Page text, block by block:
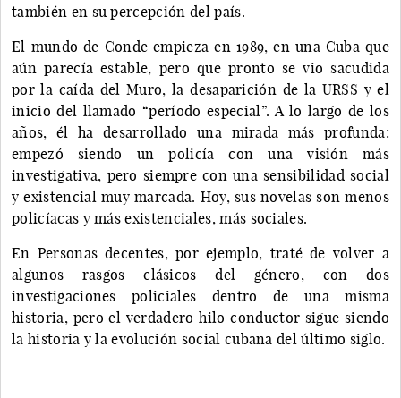
también en su percepción del país.
El mundo de Conde empieza en 1989, en una Cuba que
aún parecía estable, pero que pronto se vio sacudida
por la caída del Muro, la desaparición de la URSS y el
inicio del llamado “período especial”. A lo largo de los
años, él ha desarrollado una mirada más profunda:
empezó siendo un policía con una visión más
investigativa, pero siempre con una sensibilidad social
y existencial muy marcada. Hoy, sus novelas son menos
policíacas y más existenciales, más sociales.
En Personas decentes, por ejemplo, traté de volver a
algunos rasgos clásicos del género, con dos
investigaciones policiales dentro de una misma
historia, pero el verdadero hilo conductor sigue siendo
la historia y la evolución social cubana del último siglo.